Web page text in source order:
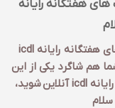
هفتگانه رایانه
لیست مدرسه های آی سی دی ال مهارت های هفتگانه رایانه icdl
هم شاگرد یکی از این
مدارس آی سی دی ال مهارت های هفتگانه رایانه icdl آنلاین شوید،